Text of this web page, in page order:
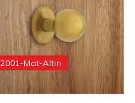
2001-Mat-Altın